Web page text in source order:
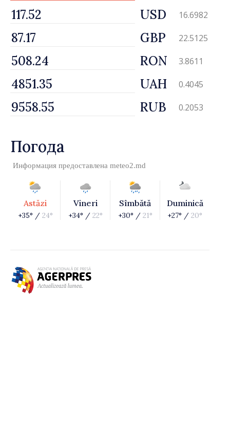
USD 16.6982
GBP 22.5125
RON 3.8611
UAH 0.4045
RUB 0.2053
Погода
Информация предоставлена meteo2.md
Astăzi
+35° / 24°
Vineri
+34° / 22°
Sîmbătă
+30° / 21°
Duminică
+27° / 20°